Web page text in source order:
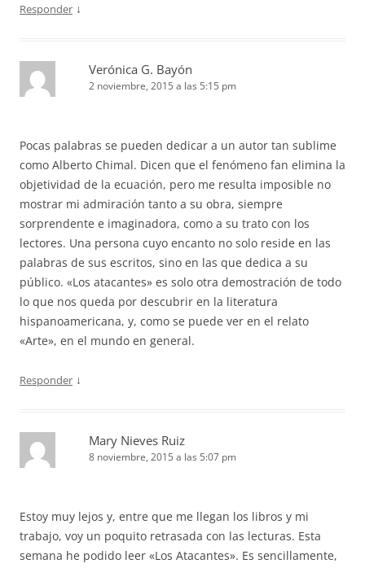
Responder ↓
Verónica G. Bayón
2 noviembre, 2015 a las 5:15 pm
Pocas palabras se pueden dedicar a un autor tan sublime
como Alberto Chimal. Dicen que el fenómeno fan elimina la
objetividad de la ecuación, pero me resulta imposible no
mostrar mi admiración tanto a su obra, siempre
sorprendente e imaginadora, como a su trato con los
lectores. Una persona cuyo encanto no solo reside en las
palabras de sus escritos, sino en las que dedica a su
público. «Los atacantes» es solo otra demostración de todo
lo que nos queda por descubrir en la literatura
hispanoamericana, y, como se puede ver en el relato
«Arte», en el mundo en general.
Responder ↓
Mary Nieves Ruiz
8 noviembre, 2015 a las 5:07 pm
Estoy muy lejos y, entre que me llegan los libros y mi
trabajo, voy un poquito retrasada con las lecturas. Esta
semana he podido leer «Los Atacantes». Es sencillamente,